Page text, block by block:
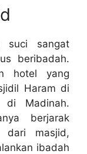
suci sangat
beribadah.
hotel yang
Haram di
di Madinah.
berjarak
dari masjid,
ibadah